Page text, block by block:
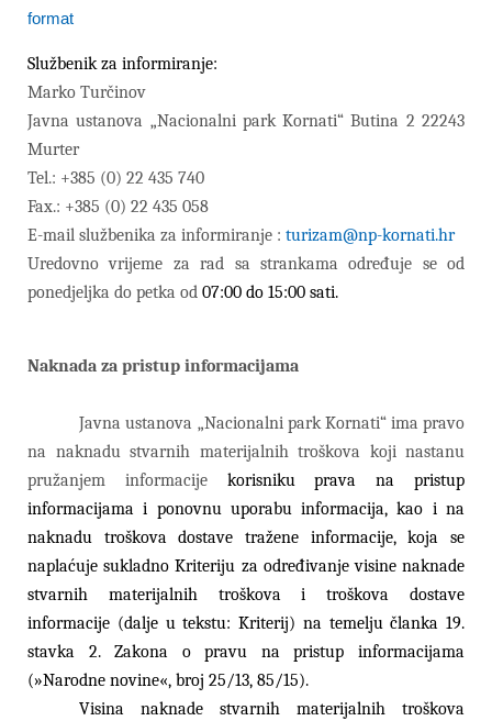
format
Službenik za informiranje:
Marko Turčinov
Javna ustanova „Nacionalni park Kornati“ Butina 2 22243
Murter
Tel.: +385 (0) 22 435 740
Fax.: +385 (0) 22 435 058
E-mail službenika za informiranje : turizam@np-kornati.hr
Uredovno vrijeme za rad sa strankama određuje se od
ponedjeljka do petka od 07:00 do 15:00 sati.
Naknada za pristup informacijama
Javna ustanova „Nacionalni park Kornati“ ima pravo
na naknadu stvarnih materijalnih troškova koji nastanu
pružanjem informacijekorisniku prava na pristup
informacijama i ponovnu uporabu informacija, kao i na
naknadu troškova dostave tražene informacije, koja se
naplaćuje sukladno Kriteriju za određivanje visine naknade
stvarnih materijalnih troškova i troškova dostave
informacije (dalje u tekstu: Kriterij) na temelju članka 19.
stavka 2. Zakona o pravu na pristup informacijama
(»Narodne novine«, broj 25/13, 85/15).
Visina naknade stvarnih materijalnih troškova